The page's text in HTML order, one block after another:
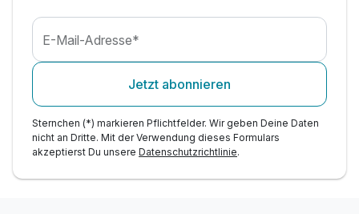
E-Mail-Adresse*
Jetzt abonnieren
Sternchen (*) markieren Pflichtfelder. Wir geben Deine Daten
nicht an Dritte. Mit der Verwendung dieses Formulars
akzeptierst Du unsere Datenschutzrichtlinie.